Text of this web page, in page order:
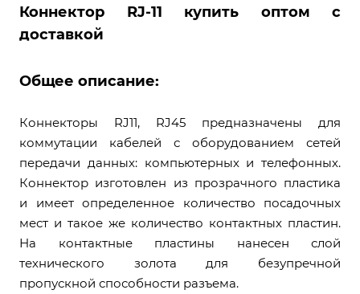
Коннектор RJ-11 купить оптом с
доставкой
Общее описание:
Коннекторы RJ11, RJ45 предназначены для
коммутации кабелей с оборудованием сетей
передачи данных: компьютерных и телефонных.
Коннектор изготовлен из прозрачного пластика
и имеет определенное количество посадочных
мест и такое же количество контактных пластин.
На контактные пластины нанесен слой
технического золота для безупречной
пропускной способности разъема.